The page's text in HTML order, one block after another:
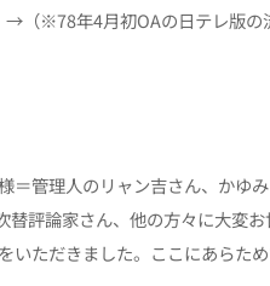
→（※78年4月初OAの日テレ版の
＝管理人のリャン吉さん、かゆ
評論家さん、他の方々に大変お
ただきました。ここにあらため